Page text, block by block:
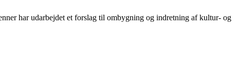
har udarbejdet et forslag til ombygning og indretning af kultur- og